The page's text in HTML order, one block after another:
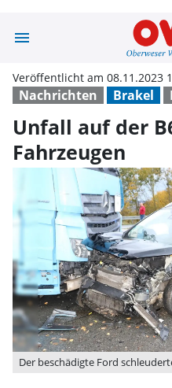
menu
Nachrichten Brakel
Veröffentlicht am 08.11.2023
Unfall auf der
Fahrzeugen
Der beschädigte Ford